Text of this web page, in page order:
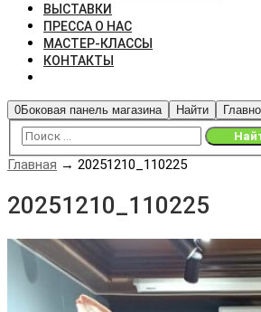
ВЫСТАВКИ
ПРЕССА О НАС
МАСТЕР-КЛАССЫ
КОНТАКТЫ
0Боковая панель магазина Найти
Главная → 20251210_110225
20251210_110225